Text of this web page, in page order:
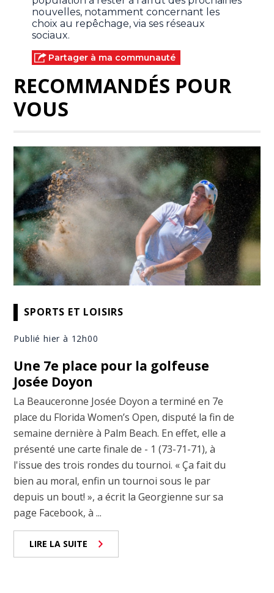
nouvelles, notamment concernant les
choix au repêchage, via ses réseaux
sociaux.
Partager à ma communauté
RECOMMANDÉS POUR
VOUS
SPORTS ET LOISIRS
Publié hier à 12h00
Une 7e place pour la golfeuse
Josée Doyon
La Beauceronne Josée Doyon a terminé en 7e
place du Florida Women’s Open, disputé la fin de
semaine dernière à Palm Beach. En effet, elle a
présenté une carte finale de - 1 (73-71-71), à
l'issue des trois rondes du tournoi. « Ça fait du
bien au moral, enfin un tournoi sous le par
depuis un bout! », a écrit la Georgienne sur sa
page Facebook, à ...
LIRE LA SUITE